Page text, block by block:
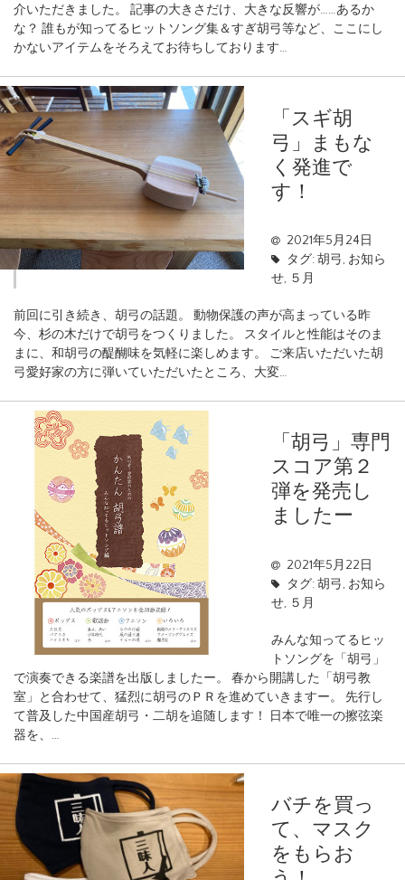
介いただきました。 記事の大きさだけ、大きな反響が……あるか
な？ 誰もが知ってるヒットソング集＆すぎ胡弓等など、ここにし
かないアイテムをそろえてお待ちしております…
「スギ胡
弓」まもな
く発進で
す！
2021年5月24日
タグ:胡弓, お知ら
せ, ５月
前回に引き続き、胡弓の話題。 動物保護の声が高まっている昨
今、杉の木だけで胡弓をつくりました。 スタイルと性能はそのま
まに、和胡弓の醍醐味を気軽に楽しめます。 ご来店いただいた胡
弓愛好家の方に弾いていただいたところ、大変…
「胡弓」専門
スコア第２
弾を発売し
ましたー
2021年5月22日
タグ:胡弓, お知ら
せ, ５月
みんな知ってるヒッ
トソングを「胡弓」
で演奏できる楽譜を出版しましたー。 春から開講した「胡弓教
室」と合わせて、猛烈に胡弓のＰＲを進めていきますー。 先行し
て普及した中国産胡弓・二胡を追随します！ 日本で唯一の擦弦楽
器を、…
バチを買っ
て、マスク
をもらお